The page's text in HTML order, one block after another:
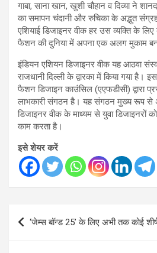
गाबा, साना खान, खुशी चौहान व दिव्या ने
का समापन चंदानी और रुचिका के अद्भुत
एशियाई डिजाइनर वीक हर उस व्यक्ति के
फैशन की दुनिया में अपना एक अलग मुकाम
इंडियन एशियन डिजाइनर वीक यह आठवा
राजधानी दिल्ली के द्वारका में किया गया है।
फैशन डिजाइन काउंसिल (एएफडीसी) द्वारा
लाभकारी संगठन है। यह संगठन मुख्य रूप
डिजाइनर वीक के माध्यम से युवा डिजाइनरों
काम करता है।
इसे शेयर करें
Post
navigation
‘जेम्स बॉन्ड 25’ के लिए अभी तक कोई